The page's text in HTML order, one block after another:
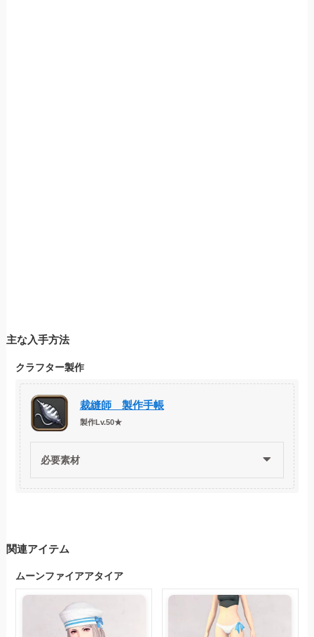
主な入手方法
クラフター製作
裁縫師 製作手帳
製作Lv.50★
必要素材
関連アイテム
ムーンファイアアタイア